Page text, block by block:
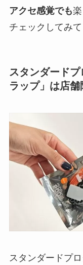
アクセ感覚でも
チェックしてみて
スタンダード
ラップ」は店舗
スタンダードプ